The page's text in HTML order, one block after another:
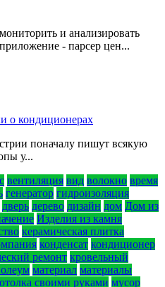
и анализировать
- парсер цен...
о кондиционерах
поначалу пишут всякую
у...
вентиляция вид волокно время
генератор гидроизоляция
дверь дерево дизайн дом Дом из
Изделия из камня
керамическая плитка
конденсат кондиционер
ремонт кровельный
материал материалы
своими руками мусор